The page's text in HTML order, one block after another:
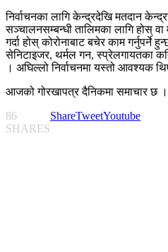
निर्वाचनका लागि केन्द्रदेखि मतदान
सञ्चालनसम्बन्धी तालिमका लागि होस् वा
गर्दा होस् कोरोनाबाट बचेर काम गर्नुपर्ने
सेनिटाइजर, थर्मल गन, स्प्रेलगायतका
। अघिल्लो निर्वाचनमा यस्तो आवश्यक
आजको गोरखापत्र दैनिकमा समाचार छ ।
86
SHARES
ShareTweetYoutube